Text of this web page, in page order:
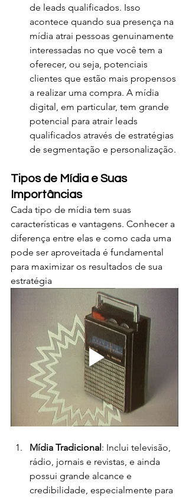
de leads qualificados. Isso
acontece quando sua presença na
mídia atrai pessoas genuinamente
interessadas no que você tem a
oferecer, ou seja, potenciais
clientes que estão mais propensos
a realizar uma compra. A mídia
digital, em particular, tem grande
potencial para atrair leads
qualificados através de estratégias
de segmentação e personalização.
Tipos de Mídia e Suas
Importâncias
Cada tipo de mídia tem suas
características e vantagens. Conhecer a
diferença entre elas e como cada uma
pode ser aproveitada é fundamental
para maximizar os resultados de sua
estratégia
Mídia Tradicional : Inclui televisão,
rádio, jornais e revistas, e ainda
possui grande alcance e
credibilidade, especialmente para